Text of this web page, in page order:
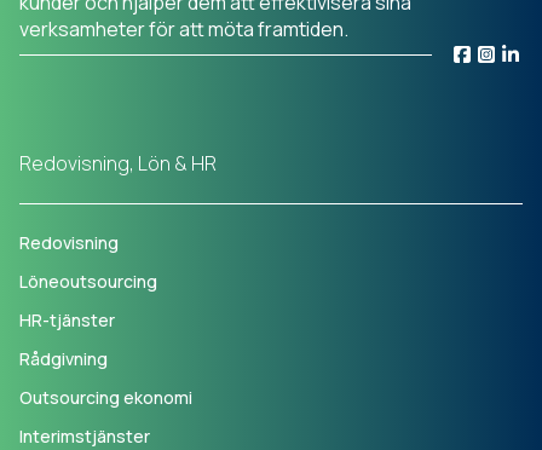
verksamheter för att möta framtiden.
Redovisning, Lön & HR
Redovisning
Löneoutsourcing
HR-tjänster
Rådgivning
Outsourcing ekonomi
Interimstjänster